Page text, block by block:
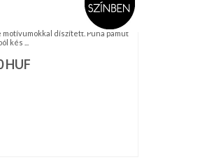
díszített. Puha pamut
kés ...
HUF